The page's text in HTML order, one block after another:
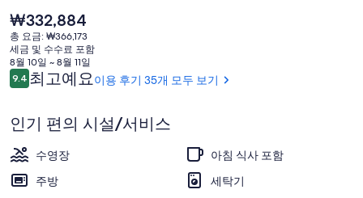
의
사
진
갤
러
리
현
재
가
격
은
₩332,884
₩332,884
총 요금: ₩366,173
세금 및 수수료 포함
8월 10일 ~ 8월 11일
이
용
기
9.410점 만점 중 9.4점.
최고예요이용 후기 35개 모두 보기
인기 편의 시설/서비스
수영장
아침 식사 포함
주방
세탁기